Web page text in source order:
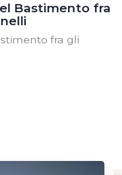
Bastimento fra
fra gli